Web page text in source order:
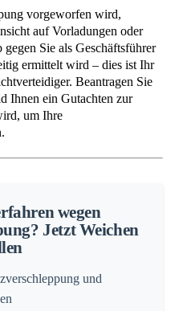
vorgeworfen wird,
auf Vorladungen oder
Sie als Geschäftsführer
ermittelt wird – dies ist Ihr
Beantragen Sie
Ihnen ein Gutachten zur
um Ihre
wegen
Jetzt Weichen
und